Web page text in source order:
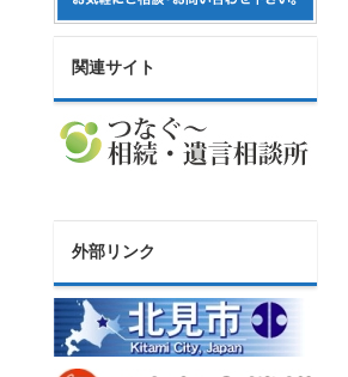
関連サイト
外部リンク